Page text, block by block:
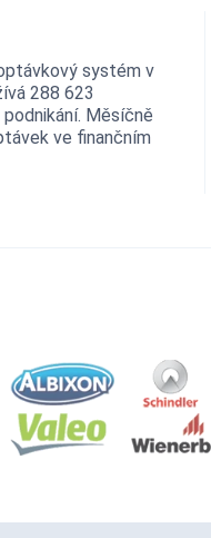
systém v
288 623
Měsíčně
ve finančním